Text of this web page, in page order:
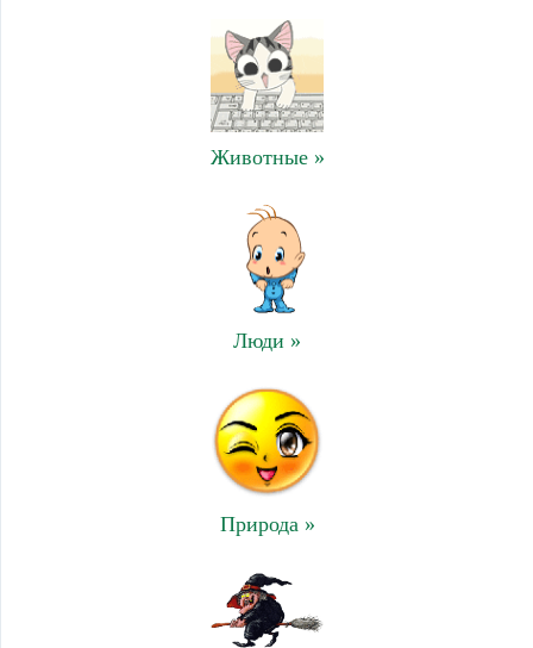
Животные »
Люди »
Природа »